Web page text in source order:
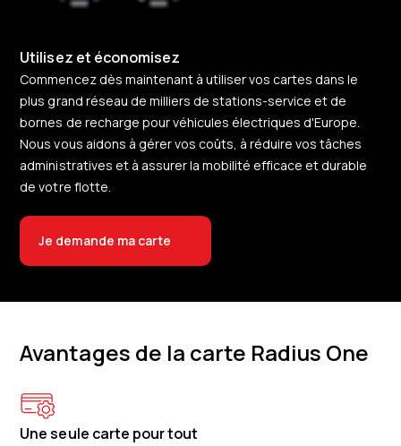
Utilisez et économisez
Commencez dès maintenant à utiliser vos cartes dans le
plus grand réseau de milliers de stations-service et de
bornes de recharge pour véhicules électriques d'Europe.
Nous vous aidons à gérer vos coûts, à réduire vos tâches
administratives et à assurer la mobilité efficace et durable
de votre flotte.
Je demande ma carte
Avantages de la carte Radius One
Une seule carte pour tout